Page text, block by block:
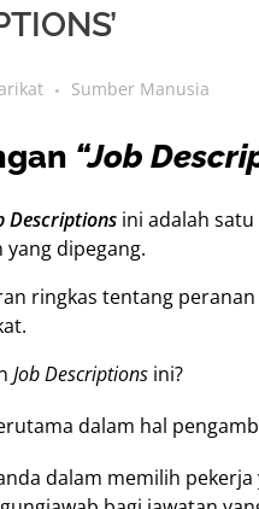
Sumber Manusia
“Job
Descriptions ini adalah
dipegang.
ringkas tentang
Job Descriptions ini?
dalam hal
dalam memilih